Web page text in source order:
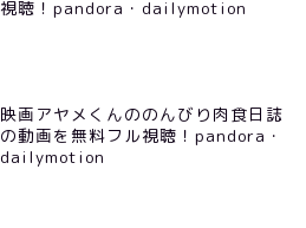
視聴！pandora・dailymotion
映画アヤメくんののんびり肉食日誌
の動画を無料フル視聴！pandora・
dailymotion